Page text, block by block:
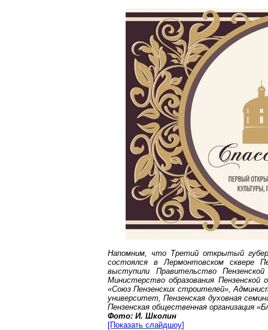
Напомним, чтоТретий открытый
состоялся вЛермонтовском сквере
выступили Правительство
Министерство образования Пензенской
«Союз Пензенских строителей»,
университет, Пензенская духовная
Пензенская общественная организация
Фото: И. Школин
[Показать слайдшоу]